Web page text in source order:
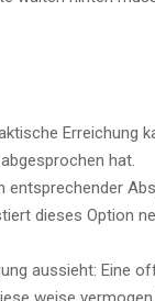
Erreichung
hat.
dieses Option
aussieht: Eine